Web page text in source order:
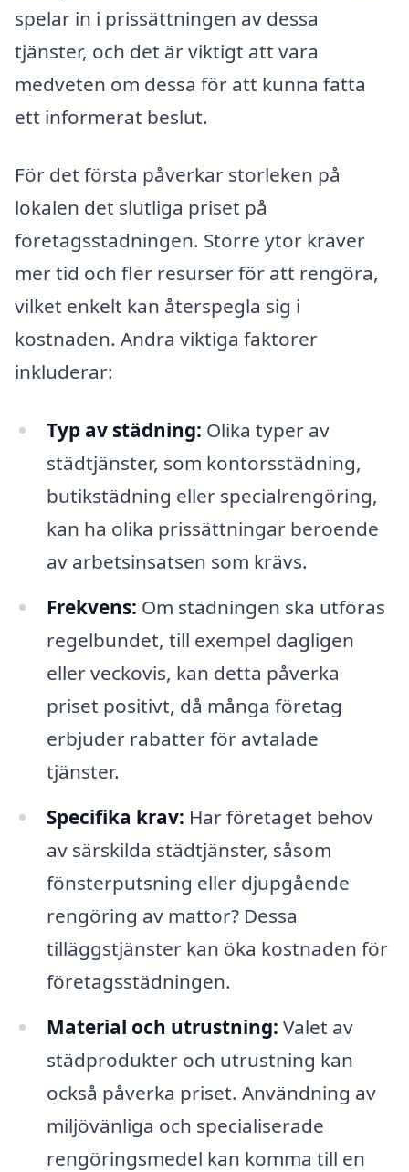
spelar in i prissättningen av dessa
tjänster, och det är viktigt att vara
medveten om dessa för att kunna fatta
ett informerat beslut.
För det första påverkar storleken på
lokalen det slutliga priset på
företagsstädningen. Större ytor kräver
mer tid och fler resurser för att rengöra,
vilket enkelt kan återspegla sig i
kostnaden. Andra viktiga faktorer
inkluderar:
Typ av städning: Olika typer av
städtjänster, som kontorsstädning,
butikstädning eller specialrengöring,
kan ha olika prissättningar beroende
av arbetsinsatsen som krävs.
Frekvens: Om städningen ska utföras
regelbundet, till exempel dagligen
eller veckovis, kan detta påverka
priset positivt, då många företag
erbjuder rabatter för avtalade
tjänster.
Specifika krav: Har företaget behov
av särskilda städtjänster, såsom
fönsterputsning eller djupgående
rengöring av mattor? Dessa
tilläggstjänster kan öka kostnaden för
företagsstädningen.
Material och utrustning: Valet av
städprodukter och utrustning kan
också påverka priset. Användning av
miljövänliga och specialiserade
rengöringsmedel kan komma till en